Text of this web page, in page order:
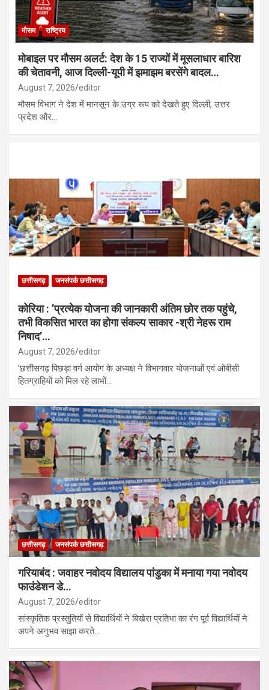
मौसम राष्ट्रिय
मोबाइल पर मौसम अलर्ट: देश के 15 राज्यों में मूसलाधार बारिश
की चेतावनी, आज दिल्ली-यूपी में झमाझम बरसेंगे बादल…
August 7, 2026 editor
मौसम विभाग ने देश में मानसून के उग्र रूप को देखते हुए दिल्ली, उत्तर
प्रदेश और…
छत्तीसगढ़ जनसंपर्क छत्तीसगढ़
कोरिया : ’प्रत्येक योजना की जानकारी अंतिम छोर तक पहुंचे,
तभी विकसित भारत का होगा संकल्प साकार -श्री नेहरू राम
निषाद’…
August 7, 2026 editor
’छत्तीसगढ़ पिछड़ा वर्ग आयोग के अध्यक्ष ने विभागवार योजनाओं एवं ओबीसी
हितग्राहियों को मिल रहे लाभों…
छत्तीसगढ़ जनसंपर्क छत्तीसगढ़
गरियाबंद : जवाहर नवोदय विद्यालय पांडुका में मनाया गया नवोदय
फाउंडेशन डे…
August 7, 2026 editor
सांस्कृतिक प्रस्तुतियों से विद्यार्थियों ने बिखेरा प्रतिभा का रंग पूर्व विद्यार्थियों ने
अपने अनुभव साझा करते…